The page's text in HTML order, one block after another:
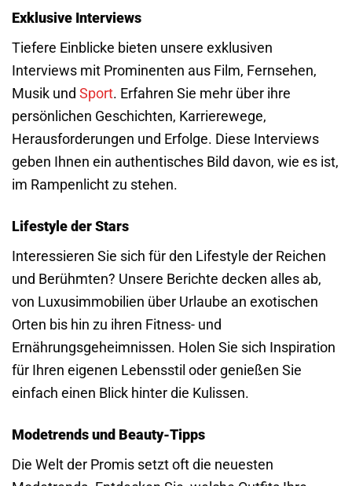
Exklusive Interviews
Tiefere Einblicke bieten unsere exklusiven
Interviews mit Prominenten aus Film, Fernsehen,
Musik und Sport. Erfahren Sie mehr über ihre
persönlichen Geschichten, Karrierewege,
Herausforderungen und Erfolge. Diese Interviews
geben Ihnen ein authentisches Bild davon, wie es ist,
im Rampenlicht zu stehen.
Lifestyle der Stars
Interessieren Sie sich für den Lifestyle der Reichen
und Berühmten? Unsere Berichte decken alles ab,
von Luxusimmobilien über Urlaube an exotischen
Orten bis hin zu ihren Fitness- und
Ernährungsgeheimnissen. Holen Sie sich Inspiration
für Ihren eigenen Lebensstil oder genießen Sie
einfach einen Blick hinter die Kulissen.
Modetrends und Beauty-Tipps
Die Welt der Promis setzt oft die neuesten